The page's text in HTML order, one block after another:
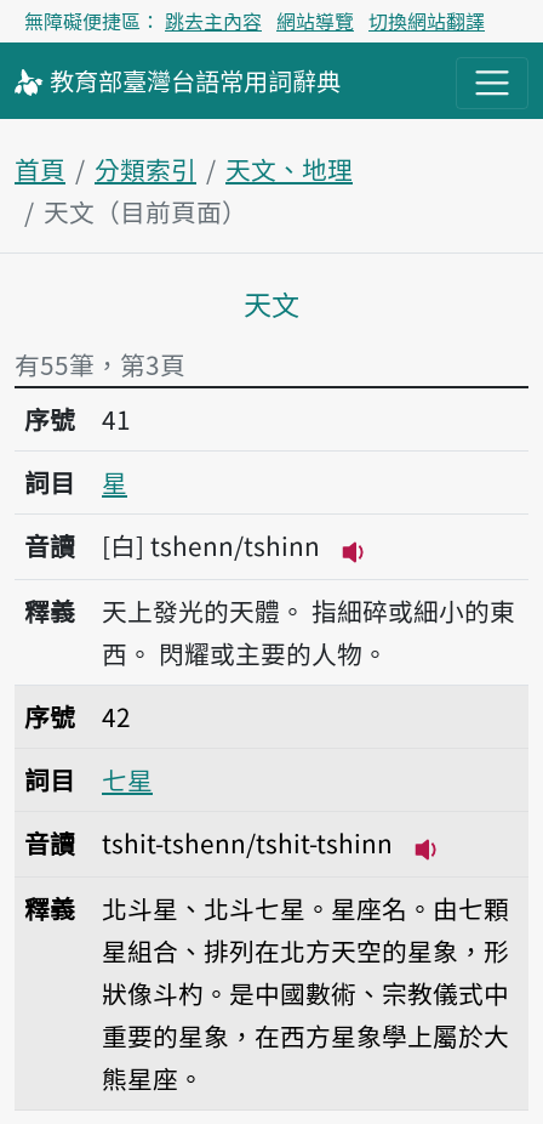
無障礙便捷區： 跳去主內容 網站導覽 切換網站翻譯
教育部臺灣台語常用詞辭典
首頁 分類索引
天文、地理
天文（目前頁面）
主內容區塊
天文
有55筆，第3頁
序號41星
序號
41
詞目
星
音讀
白 tshenn/tshinn
播放音讀
釋義 天上發光的天體。 指細碎或細小的東
西。 閃耀或主要的人物。
序號42七星
序號
42
詞目
七星
音讀
tshit-tshenn/tshit-tshinn
釋義
北斗星、北斗七星。星座名。由七顆
星組合、排列在北方天空的星象，形
狀像斗杓。是中國數術、宗教儀式中
重要的星象，在西方星象學上屬於大
熊星座。